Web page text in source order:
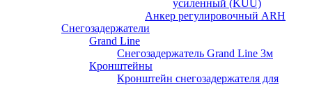
усиленный (KUU)
Анкер регулировочный ARH
Снегозадержатели
Grand Line
Снегозадержатель Grand Line 3м
Кронштейны
Кронштейн снегозадержателя для